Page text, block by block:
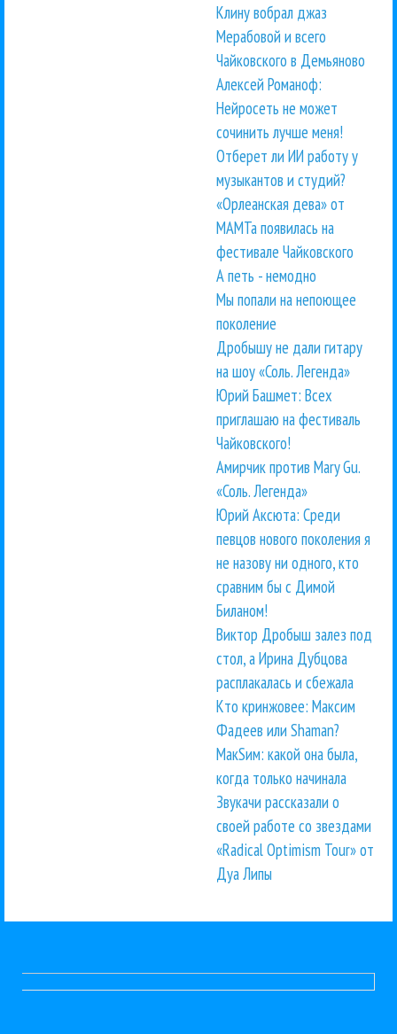
Клину вобрал джаз
Мерабовой и всего
Чайковского в Демьяново
Алексей Романоф:
Нейросеть не может
сочинить лучше меня!
Отберет ли ИИ работу у
музыкантов и студий?
«Орлеанская дева» от
МАМТа появилась на
фестивале Чайковского
А петь - немодно
Мы попали на непоющее
поколение
Дробышу не дали гитару
на шоу «Соль. Легенда»
Юрий Башмет: Всех
приглашаю на фестиваль
Чайковского!
Амирчик против Mary Gu.
«Соль. Легенда»
Юрий Аксюта: Среди
певцов нового поколения я
не назову ни одного, кто
сравним бы с Димой
Биланом!
Виктор Дробыш залез под
стол, а Ирина Дубцова
расплакалась и сбежала
Кто кринжовее: Максим
Фадеев или Shaman?
МакSим: какой она была,
когда только начинала
Звукачи рассказали о
своей работе со звездами
«Radical Optimism Tour» от
Дуа Липы